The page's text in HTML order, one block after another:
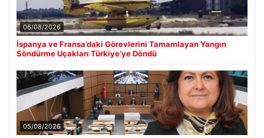
06/08/2026
İspanya ve Fransa’daki Görevlerini Tamamlayan Yangın
Söndürme Uçakları Türkiye’ye Döndü
05/08/2026